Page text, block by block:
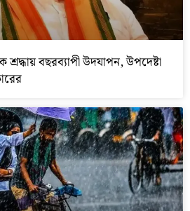
বছরব্যাপী উদযাপন, উপদেষ্টা